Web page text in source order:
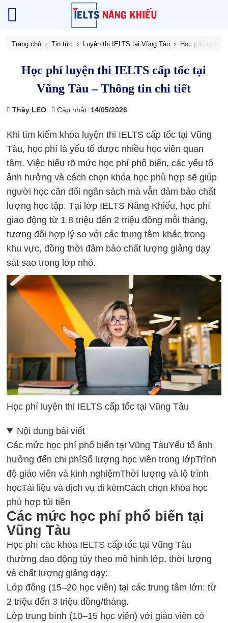
Trang chủ Tin tức Luyện thi IELTS tại Vũng Tàu Học phí luyện
Học phí luyện thi IELTS cấp tốc tại
Vũng Tàu – Thông tin chi tiết
Thầy LEO Cập nhật: 14/05/2026
Khi tìm kiếm khóa luyện thi IELTS cấp tốc tại Vũng
Tàu, học phí là yếu tố được nhiều học viên quan
tâm. Việc hiểu rõ mức học phí phổ biến, các yếu tố
ảnh hưởng và cách chọn khóa học phù hợp sẽ giúp
người học cân đối ngân sách mà vẫn đảm bảo chất
lượng học tập. Tại lớp IELTS Năng Khiếu, học phí
giao động từ 1.8 triệu đến 2 triệu đồng mỗi tháng,
tương đối hợp lý so với các trung tâm khác trong
khu vực, đồng thời đảm bảo chất lượng giảng dạy
sát sao trong lớp nhỏ.
Học phí luyện thi IELTS cấp tốc tại Vũng Tàu
Nội dung bài viết
Các mức học phí phổ biến tại Vũng TàuYếu tố ảnh
hưởng đến chi phíSố lượng học viên trong lớpTrình
độ giáo viên và kinh nghiệmThời lượng và lộ trình
họcTài liệu và dịch vụ đi kèmCách chọn khóa học
phù hợp túi tiền
Các mức học phí phổ biến tại
Vũng Tàu
Học phí các khóa IELTS cấp tốc tại Vũng Tàu
thường dao động tùy theo mô hình lớp, thời lượng
và chất lượng giảng dạy:
Lớp đông (15–20 học viên) tại các trung tâm lớn: từ
2 triệu đến 3 triệu đồng/tháng.
Lớp trung bình (10–15 học viên) với giáo viên có